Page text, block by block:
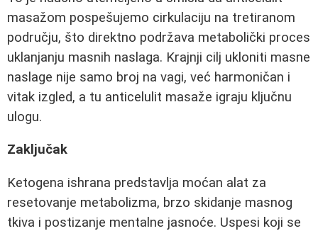
masažom pospešujemo cirkulaciju na tretiranom
području, što direktno podržava metabolički proces
uklanjanju masnih naslaga. Krajnji cilj ukloniti masne
naslage nije samo broj na vagi, već harmoničan i
vitak izgled, a tu anticelulit masaže igraju ključnu
ulogu.
Zaključak
Ketogena ishrana predstavlja moćan alat za
resetovanje metabolizma, brzo skidanje masnog
tkiva i postizanje mentalne jasnoće. Uspesi koji se